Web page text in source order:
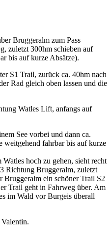
Bruggeralm zum Pass
zuletzt 300hm schieben auf
bis auf kurze Absätze).
S1 Trail, zurück ca. 40hm nach
Rad gleich oben lassen und die
Watles Lift, anfangs auf
See vorbei und dann ca.
weitgehend fahrbar bis auf kurze
hoch zu gehen, sieht recht
Richtung Bruggeralm, zuletzt
Bruggeralm ein schöner Trail S2
Trail geht in Fahrweg über. Am
im Wald vor Burgeis überall